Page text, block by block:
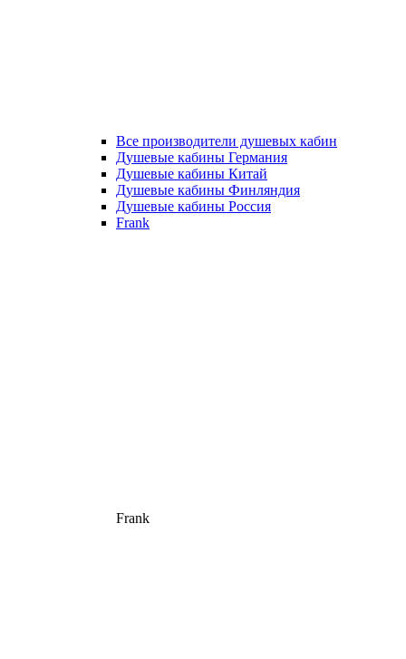
Все производители душевых кабин
Душевые кабины Германия
Душевые кабины Китай
Душевые кабины Финляндия
Душевые кабины Россия
Frank
Frank